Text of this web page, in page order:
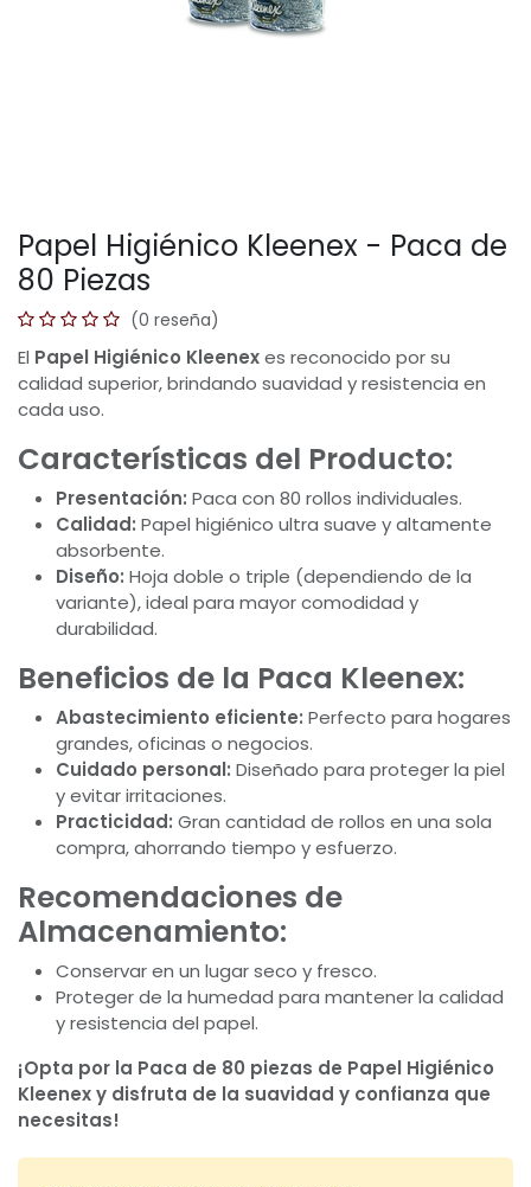
Papel Higiénico Kleenex - Paca de
80 Piezas
(0 reseña)
El Papel Higiénico Kleenexes reconocido por su
calidad superior, brindando suavidad y resistencia en
cada uso.
Características del Producto:
Presentación: Paca con 80 rollos individuales.
Calidad: Papel higiénico ultra suave y altamente
absorbente.
Diseño: Hoja doble o triple (dependiendo de la
variante), ideal para mayor comodidad y
durabilidad.
Beneficios de la Paca Kleenex:
Abastecimiento eficiente: Perfecto para hogares
grandes, oficinas o negocios.
Cuidado personal: Diseñado para proteger la piel
y evitar irritaciones.
Practicidad: Gran cantidad de rollos en una sola
compra, ahorrando tiempo y esfuerzo.
Recomendaciones de
Almacenamiento:
Conservar en un lugar seco y fresco.
Proteger de la humedad para mantener la calidad
y resistencia del papel.
¡Opta por la Paca de 80 piezas de Papel Higiénico
Kleenex y disfruta de la suavidad y confianza que
necesitas!